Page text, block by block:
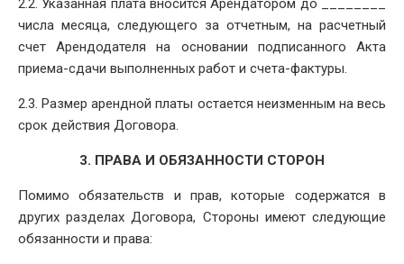
2.2. Указанная плата вносится Арендатором до ________
числа месяца, следующего за отчетным, на расчетный
счет Арендодателя на основании подписанного Акта
приема-сдачи выполненных работ и счета-фактуры.
2.3. Размер арендной платы остается неизменным на весь
срок действия Договора.
3. ПРАВА И ОБЯЗАННОСТИ СТОРОН
Помимо обязательств и прав, которые содержатся в
других разделах Договора, Стороны имеют следующие
обязанности и права: